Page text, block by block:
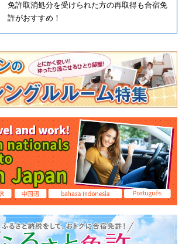
免許取消処分を受けられた方の再取得も合宿免
許がおすすめ！